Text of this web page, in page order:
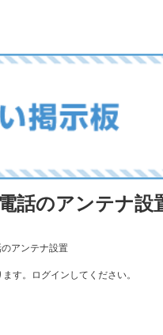
話のアンテナ設
アンテナ設置
す。ログインしてください。